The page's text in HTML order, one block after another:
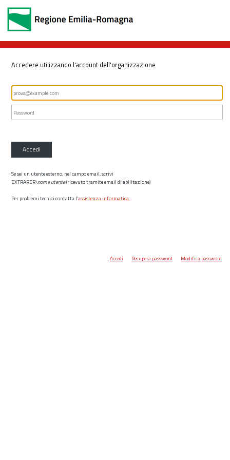
Accedere utilizzando l'account dell'organizzazione
Accedi
Se sei un utente esterno, nel campo email, scrivi
EXTRARER\nome utente(ricevuto tramite email di abilitazione)
Per problemi tecnici contatta l’assistenza informatica.
Accedi Recupera password Modifica password